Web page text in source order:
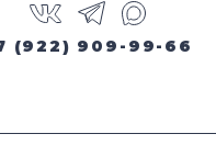
(922) 909-99-66